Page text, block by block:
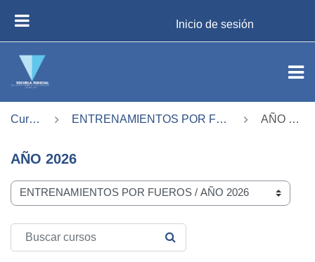
Inicio de sesión
Cursos ENTRENAMIENTOS POR FUEROS AÑO 2026
AÑO 2026
Categorías del curso
Buscar cursos
BUSCAR CURSOS